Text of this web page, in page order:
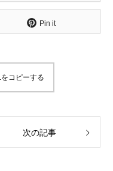
Pin it
コピーする
次の記事